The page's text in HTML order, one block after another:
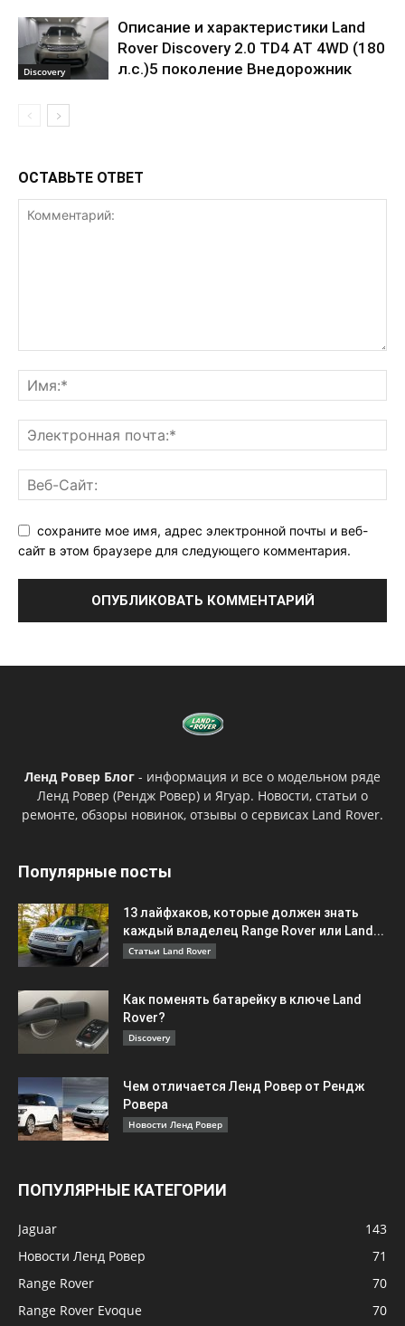
Discovery
Описание и характеристики Land
Rover Discovery 2.0 TD4 AT 4WD (180
л.с.)5 поколение Внедорожник
ОСТАВЬТЕ ОТВЕТ
сохраните мое имя, адрес электронной почты и веб-
сайт в этом браузере для следующего комментария.
Ленд Ровер Блог - информация и все о модельном ряде
Ленд Ровер (Рендж Ровер) и Ягуар. Новости, статьи о
ремонте, обзоры новинок, отзывы о сервисах Land Rover.
Популярные посты
13 лайфхаков, которые должен знать
каждый владелец Range Rover или Land...
Статьи Land Rover
Как поменять батарейку в ключе Land
Rover?
Discovery
Чем отличается Ленд Ровер от Рендж
Ровера
Новости Ленд Ровер
ПОПУЛЯРНЫЕ КАТЕГОРИИ
Jaguar
143
Новости Ленд Ровер
71
Range Rover
70
Range Rover Evoque
70